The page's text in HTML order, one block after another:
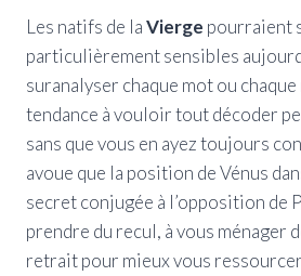
Les natifs de laVierge pourraient
particulièrement sensibles
suranalyser chaque mot ou
tendance à vouloir tout décoder
sans que vous en ayez toujours
avoue que la position de Vénus
secret conjugée à l’opposition de
prendre du recul, à vous ménager
retrait pour mieux vous